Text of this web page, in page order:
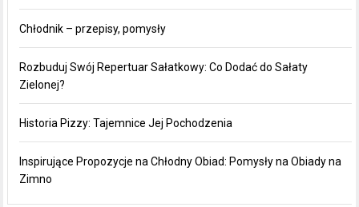
Chłodnik – przepisy, pomysły
Rozbuduj Swój Repertuar Sałatkowy: Co Dodać do Sałaty
Zielonej?
Historia Pizzy: Tajemnice Jej Pochodzenia
Inspirujące Propozycje na Chłodny Obiad: Pomysły na Obiady na
Zimno